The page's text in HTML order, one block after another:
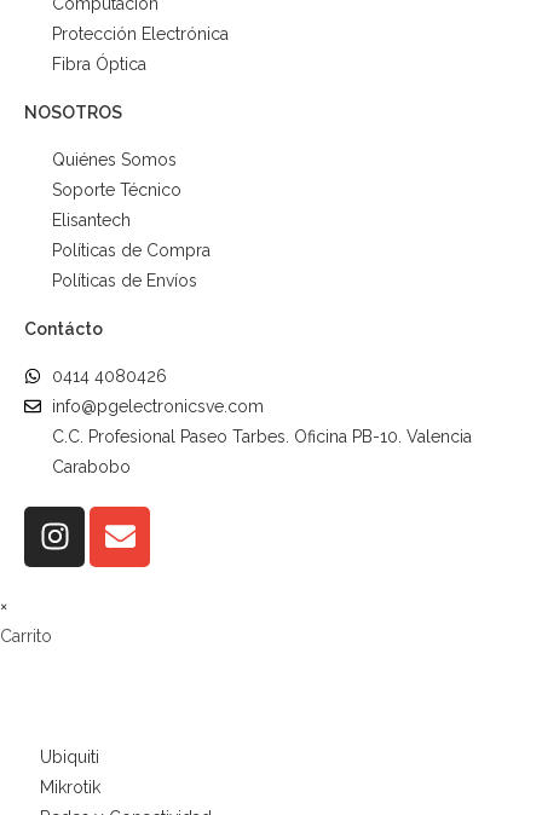
Protección Electrónica
Fibra Óptica
NOSOTROS
Quiénes Somos
Soporte Técnico
Elisantech
Políticas de Compra
Políticas de Envíos
Contácto
0414 4080426
info@pgelectronicsve.com
C.C. Profesional Paseo Tarbes. Oficina PB-10. Valencia
Carabobo
×
Carrito
Ubiquiti
Mikrotik